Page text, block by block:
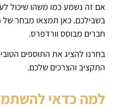
אם זה נשמע כמו משהו שיכול
בשבילכם. כאן תמצאו מבחר של
חברים מבוסס וורדפרס.
בחרנו להציג את התוספים
התקציב והצרכים שלכם.
למה כדאי